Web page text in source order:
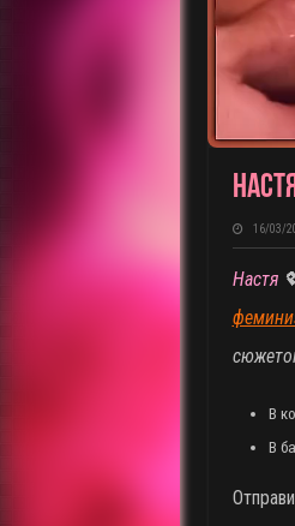
16/03/
Настя
В
В